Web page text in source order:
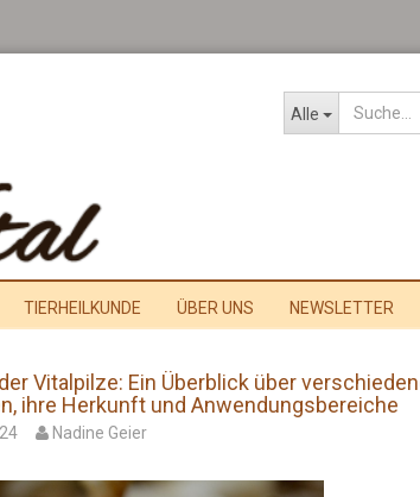
Alle
TIERHEILKUNDE ÜBER UNS NEWSLETTER
Vitalpilze: Ein Überblick über
ihre Herkunft und Anwendungsbereiche
Nadine Geier